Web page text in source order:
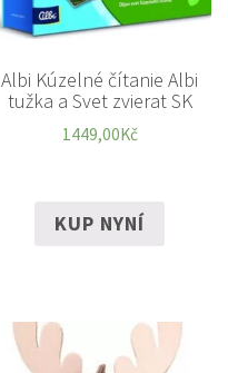
Albi Kúzelné čítanie Albi
tužka a Svet zvierat SK
1449,00Kč
KUP NYNÍ